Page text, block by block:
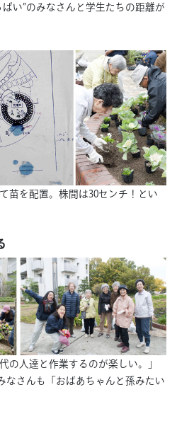
い”のみなさんと学生たちの距離が
苗を配置。株間は30センチ！とい
の人達と作業するのが楽しい。」
なさんも「おばあちゃんと孫みたい